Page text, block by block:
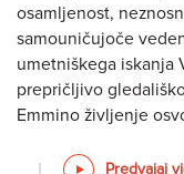
osamljenost,
samouničujoče
umetniškega iskanja
prepričljivo
Emmino življenje
Predvajaj